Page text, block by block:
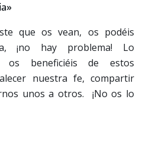
que os vean, os podéis
¡no hay problema! Lo
os beneficiéis de estos
nuestra fe, compartir
unos a otros. ¡No os lo